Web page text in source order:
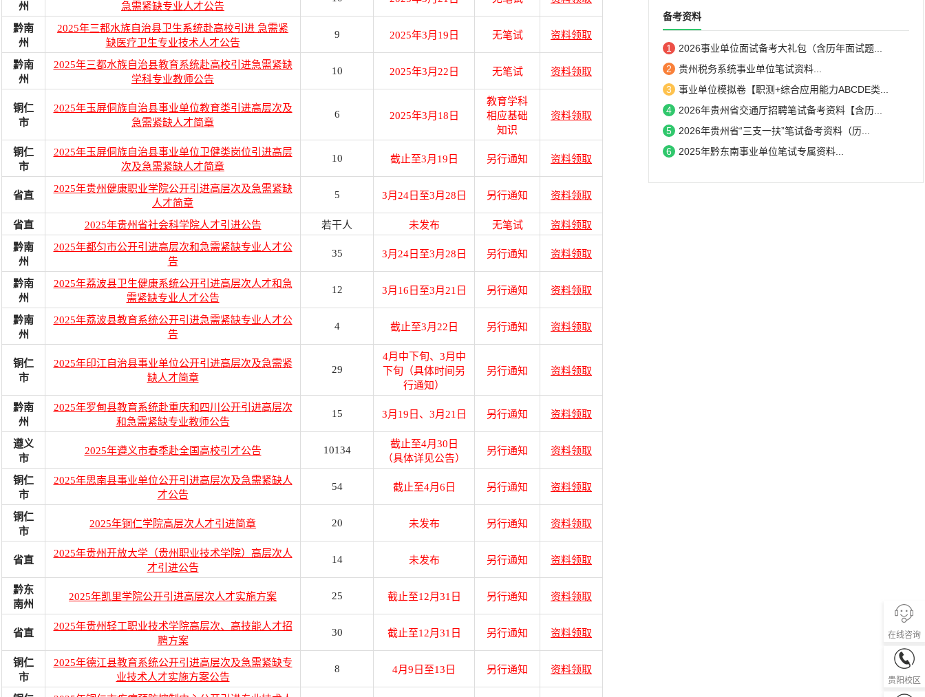
州
急需紧缺专业人才公告
黔南
州
2025年三都水族自治县卫生系统赴高校引进 急需紧
缺医疗卫生专业技术人才公告
9 2025年3月19日 无笔试 资料领取
黔南
州
2025年三都水族自治县教育系统赴高校引进急需紧缺
学科专业教师公告
10 2025年3月22日 无笔试 资料领取
铜仁
市
2025年玉屏侗族自治县事业单位教育类引进高层次及
急需紧缺人才简章
6 2025年3月18日
教育学科
相应基础
知识
资料领取
铜仁
市
2025年玉屏侗族自治县事业单位卫健类岗位引进高层
次及急需紧缺人才简章
10 截止至3月19日 另行通知 资料领取
省直
2025年贵州健康职业学院公开引进高层次及急需紧缺
人才简章
5 3月24日至3月28日 另行通知 资料领取
省直 2025年贵州省社会科学院人才引进公告 若干人 未发布 无笔试
资料领取
黔南
州
2025年都匀市公开引进高层次和急需紧缺专业人才公
告
35 3月24日至3月28日 另行通知 资料领取
黔南
州
2025年荔波县卫生健康系统公开引进高层次人才和急
需紧缺专业人才公告
12 3月16日至3月21日 另行通知 资料领取
黔南
州
2025年荔波县教育系统公开引进急需紧缺专业人才公
告
4 截止至3月22日 另行通知 资料领取
铜仁
市
2025年印江自治县事业单位公开引进高层次及急需紧
缺人才简章
29
4月中下旬、3月中
下旬（具体时间另
行通知）
另行通知 资料领取
黔南
州
2025年罗甸县教育系统赴重庆和四川公开引进高层次
和急需紧缺专业教师公告
15 3月19日、3月21日 另行通知 资料领取
遵义
市
2025年遵义市春季赴全国高校引才公告 10134
截止至4月30日
（具体详见公告）
另行通知 资料领取
铜仁
市
2025年思南县事业单位公开引进高层次及急需紧缺人
才公告
54 截止至4月6日 另行通知 资料领取
铜仁
市
2025年铜仁学院高层次人才引进简章 20 未发布 另行通知 资料领取
省直
2025年贵州开放大学（贵州职业技术学院）高层次人
才引进公告
14 未发布 另行通知 资料领取
黔东
南州
2025年凯里学院公开引进高层次人才实施方案 25 截止至12月31日 另行通知 资料领取
省直
2025年贵州轻工职业技术学院高层次、高技能人才招
聘方案
30 截止至12月31日 另行通知 资料领取
铜仁
市
2025年德江县教育系统公开引进高层次及急需紧缺专
业技术人才实施方案公告
8 4月9日至13日 另行通知 资料领取
备考资料
1
2026事业单位面试备考大礼包（含历年面试题...
2
贵州税务系统事业单位笔试资料...
3
事业单位模拟卷【职测+综合应用能力ABCDE类...
4
2026年贵州省交通厅招聘笔试备考资料【含历...
5
2026年贵州省“三支一扶”笔试备考资料（历...
6
2025年黔东南事业单位笔试专属资料...
在线咨询
贵阳校区
0851-